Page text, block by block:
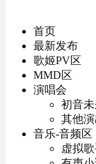
首页
最新发布
歌姬PV区
MMD区
演唱会
初音
其他演
音乐-音频区
虚拟